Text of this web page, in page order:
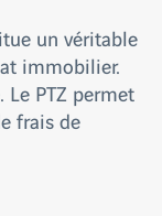
un véritable
immobilier.
Le PTZ permet
frais de